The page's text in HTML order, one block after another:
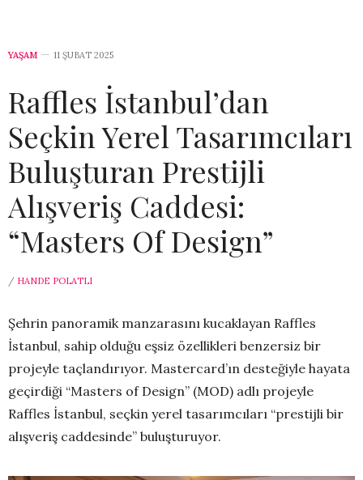
YAŞAM 11 ŞUBAT 2025
Raffles İstanbul’dan
Seçkin Yerel Tasarımcıları
Buluşturan Prestijli
Alışveriş Caddesi:
“Masters Of Design”
/ HANDE POLATLI
Şehrin panoramik manzarasını kucaklayan Raffles
İstanbul, sahip olduğu eşsiz özellikleri benzersiz bir
projeyle taçlandırıyor. Mastercard’ın desteğiyle hayata
geçirdiği “Masters of Design” (MOD) adlı projeyle
Raffles İstanbul, seçkin yerel tasarımcıları “prestijli bir
alışveriş caddesinde” buluşturuyor.